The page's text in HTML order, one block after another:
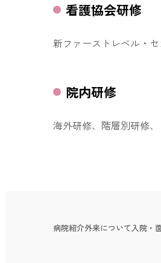
看護協会研修
新ファーストレベル・
院内研修
海外研修、階層別研修
病院紹介外来について 入院・